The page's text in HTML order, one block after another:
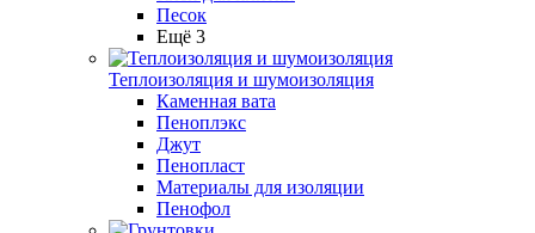
Песок
Ещё 3
Теплоизоляция и шумоизоляция
Каменная вата
Пеноплэкс
Джут
Пенопласт
Материалы для изоляции
Пенофол